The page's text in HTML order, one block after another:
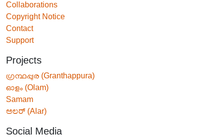
Collaborations
Copyright Notice
Contact
Support
Projects
ഗ്രന്ഥപ്പുര (Granthappura)
ഓളം (Olam)
Samam
ಅಲರ್ (Alar)
Social Media